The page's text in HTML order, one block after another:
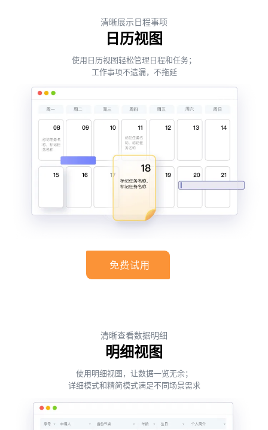
清晰展示日程事项
日历视图
使用日历视图轻松管理日程和任务；
工作事项不遗漏，不拖延
免费试用
清晰查看数据明细
明细视图
使用明细视图，让数据一览无余；
详细模式和精简模式满足不同场景需求